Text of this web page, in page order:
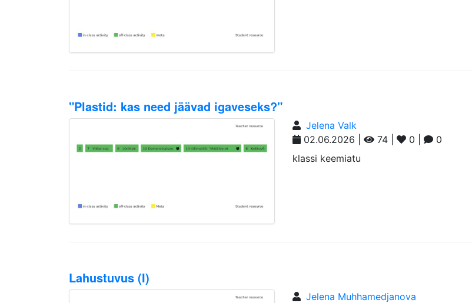
"Plastid: kas need jäävad igaveseks?"
Jelena Valk
02.06.2026 |
74 | 0 |
0
klassi keemiatu
Lahustuvus (I)
Jelena Muhhamedjanova